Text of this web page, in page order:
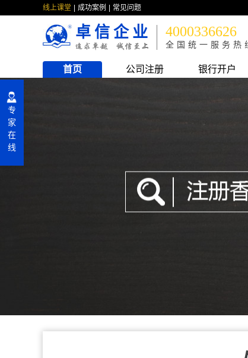
线上课堂 成功案例 常见问题
卓信企业 4000336626
全国统一服务热
首页 公司注册 银行开户
专
家
在
线